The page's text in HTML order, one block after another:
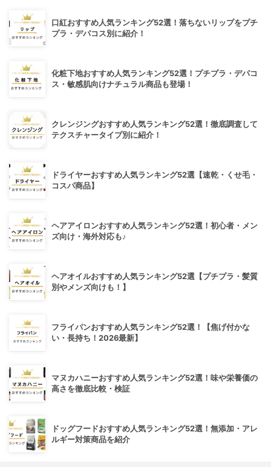
口紅おすすめ人気ランキング52選！落ちないリップをプチ
プラ・デパコス別に紹介！
化粧下地おすすめ人気ランキング52選！プチプラ・デパコ
ス・敏感肌向けナチュラル商品も登場！
クレンジングおすすめ人気ランキング52選！徹底調査して
テクスチャータイプ別に紹介！
ドライヤーおすすめ人気ランキング52選【速乾・くせ毛・
コスパ商品】
ヘアアイロンおすすめ人気ランキング52選！初心者・メン
ズ向け・海外対応も♪
ヘアオイルおすすめ人気ランキング52選【プチプラ・髪質
別やメンズ向けも！】
フライパンおすすめ人気ランキング52選！【焦げ付かな
い・長持ち！2026最新】
マヌカハニーおすすめ人気ランキング52選！味や栄養価の
高さを徹底比較・検証
ドッグフードおすすめ人気ランキング52選！無添加・アレ
ルギー対策商品を紹介